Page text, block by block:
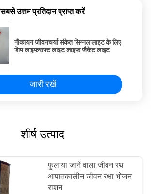
सबसे उत्तम प्रतिदान प्राप्त करें
नौकायन जीवनचर्या संकेत सिग्नल लाइट के लिए
शिप लाइफराफ्ट लाइट लाइफ जैकेट लाइट
जारी रखें
शीर्ष उत्पाद
फुलाया जाने वाला जीवन रथ
आपातकालीन जीवन रक्षा भोजन
राशन